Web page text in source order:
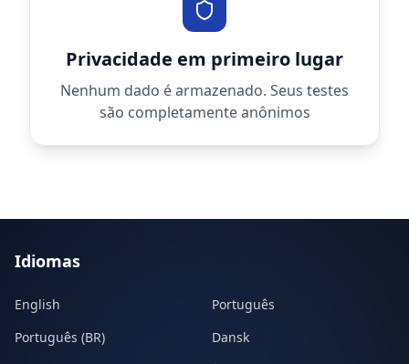
Privacidade em primeiro lugar
Nenhum dado é armazenado. Seus testes
são completamente anônimos
Idiomas
English
Português
Português (BR)
Dansk